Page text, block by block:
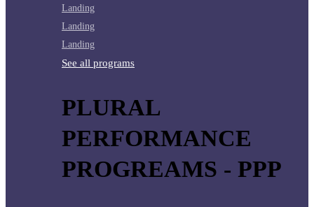
Landing
Landing
Landing
See all programs
PLURAL
PERFORMANCE
PROGREAMS - PPP